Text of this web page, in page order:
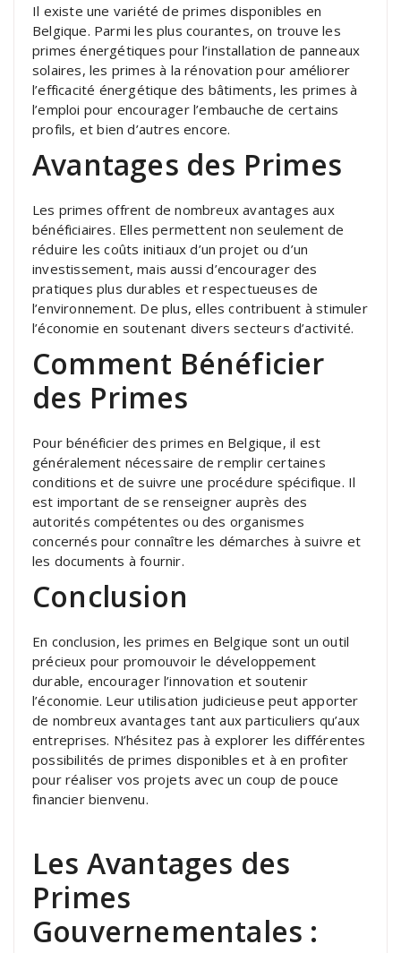
Il existe une variété de primes disponibles en
Belgique. Parmi les plus courantes, on trouve les
primes énergétiques pour l’installation de panneaux
solaires, les primes à la rénovation pour améliorer
l’efficacité énergétique des bâtiments, les primes à
l’emploi pour encourager l’embauche de certains
profils, et bien d’autres encore.
Avantages des Primes
Les primes offrent de nombreux avantages aux
bénéficiaires. Elles permettent non seulement de
réduire les coûts initiaux d’un projet ou d’un
investissement, mais aussi d’encourager des
pratiques plus durables et respectueuses de
l’environnement. De plus, elles contribuent à stimuler
l’économie en soutenant divers secteurs d’activité.
Comment Bénéficier
des Primes
Pour bénéficier des primes en Belgique, il est
généralement nécessaire de remplir certaines
conditions et de suivre une procédure spécifique. Il
est important de se renseigner auprès des
autorités compétentes ou des organismes
concernés pour connaître les démarches à suivre et
les documents à fournir.
Conclusion
En conclusion, les primes en Belgique sont un outil
précieux pour promouvoir le développement
durable, encourager l’innovation et soutenir
l’économie. Leur utilisation judicieuse peut apporter
de nombreux avantages tant aux particuliers qu’aux
entreprises. N’hésitez pas à explorer les différentes
possibilités de primes disponibles et à en profiter
pour réaliser vos projets avec un coup de pouce
financier bienvenu.
Les Avantages des
Primes
Gouvernementales :